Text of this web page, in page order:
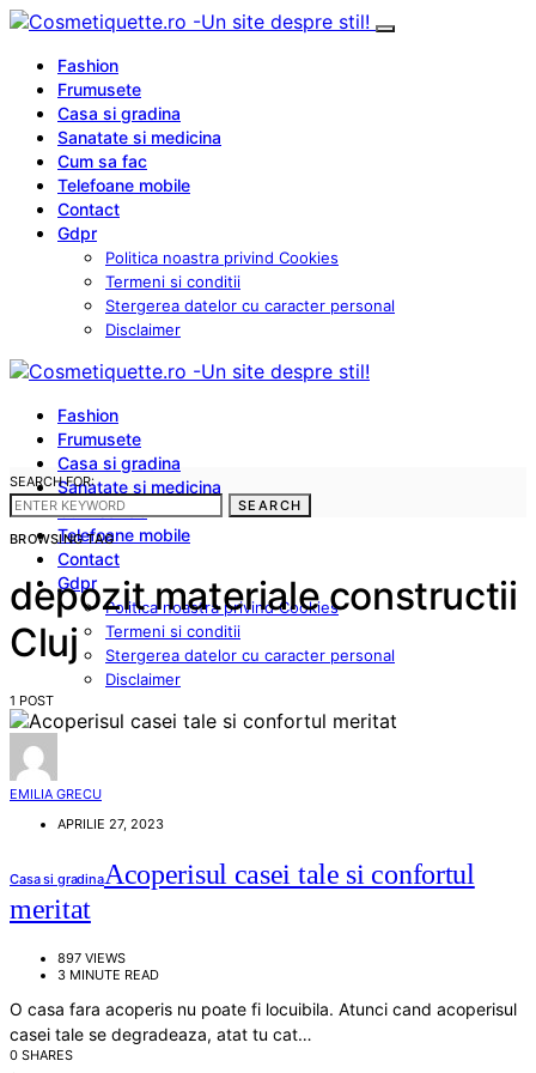
Fashion
Frumusete
Casa si gradina
Sanatate si medicina
Cum sa fac
Telefoane mobile
Contact
Gdpr
Politica noastra privind Cookies
Termeni si conditii
Stergerea datelor cu caracter personal
Disclaimer
Fashion
Frumusete
Casa si gradina
Sanatate si medicina
Cum sa fac
Telefoane mobile
Contact
Gdpr
Politica noastra privind Cookies
Termeni si conditii
Stergerea datelor cu caracter personal
Disclaimer
SEARCH FOR:
SEARCH
BROWSING TAG
depozit materiale constructii
Cluj
1 POST
EMILIA GRECU
APRILIE 27, 2023
Casa si gradinaAcoperisul casei tale si confortul
meritat
897 VIEWS
3 MINUTE READ
O casa fara acoperis nu poate fi locuibila. Atunci cand acoperisul
casei tale se degradeaza, atat tu cat…
0 SHARES